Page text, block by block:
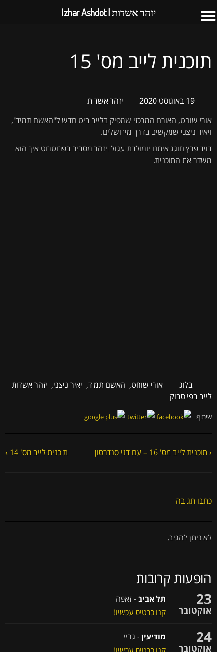
תוכנית לייב מס' 15
19 באוגוסט 2020
יזהר אשדות
אורי שוחט, האורח המרכזי שמפיק בלייב ביט חדש ל"האשם תמיד",
ויאיר ניצני שמקשיב בדרך מירושלים.
דויד פרץ חוגג איתנו יומולדת עגול ויזהר מסביר בפרוטרוט איך הוא
משדר את התוכנית.
בלוג אורי שוחט, האשם תמיד, יאיר ניצני, יזהר אשדות
לייב בפייסבוק
שיתוף:
‹ תוכנית לייב מס' 16 – עם דני סנדרסון תוכנית לייב מס' 14 ›
כתבו תגובה
לא ניתן להגיב.
הופעות קרובות
23
אוקטובר
תל אביב- זאפה
קנו כרטיס עכשיו!
24
אוקטובר
מודיעין- גריי
קנו כרטיס עכשיו!
יזהר אשדות | Izhar Ashdot